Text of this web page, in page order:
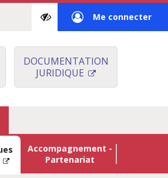
Paramètres
d’accessibilité
Me connecter
à
mon
espace
DOCUMENTATION
JURIDIQUE
Accompagnement -
Partenariat